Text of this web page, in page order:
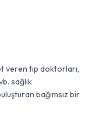
veren tıp doktorları,
sağlık
bağımsız bir